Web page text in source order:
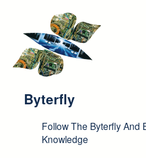
Byterfly
Follow The Byterfly And
Knowledge